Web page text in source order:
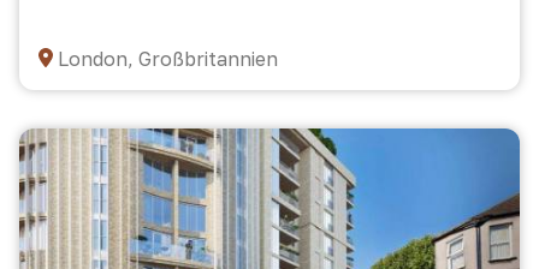
London, Großbritannien